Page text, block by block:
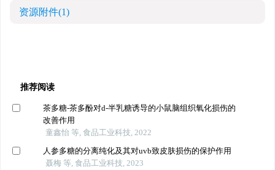
资源附件(1)